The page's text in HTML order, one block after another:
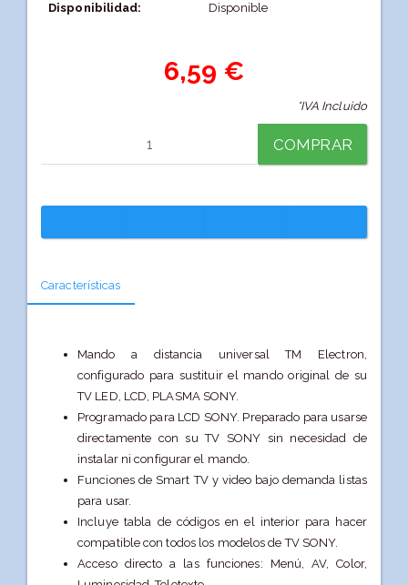
Disponibilidad: Disponible
6,59 €
*IVA Incluido
COMPRAR
Características
Mando a distancia universal TM Electron,
configurado para sustituir el mando original de su
TV LED, LCD, PLASMA SONY.
Programado para LCD SONY. Preparado para usarse
directamente con su TV SONY sin necesidad de
instalar ni configurar el mando.
Funciones de Smart TV y video bajo demanda listas
para usar.
Incluye tabla de códigos en el interior para hacer
compatible con todos los modelos de TV SONY.
Acceso directo a las funciones: Menú, AV, Color,